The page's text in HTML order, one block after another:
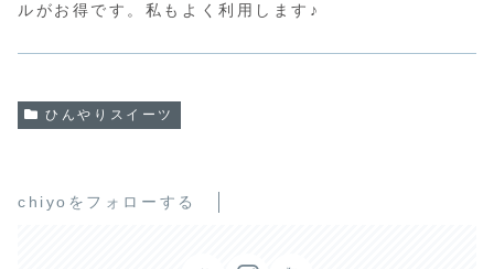
ルがお得です。私もよく利用します♪
ひんやりスイーツ
chiyoをフォローする